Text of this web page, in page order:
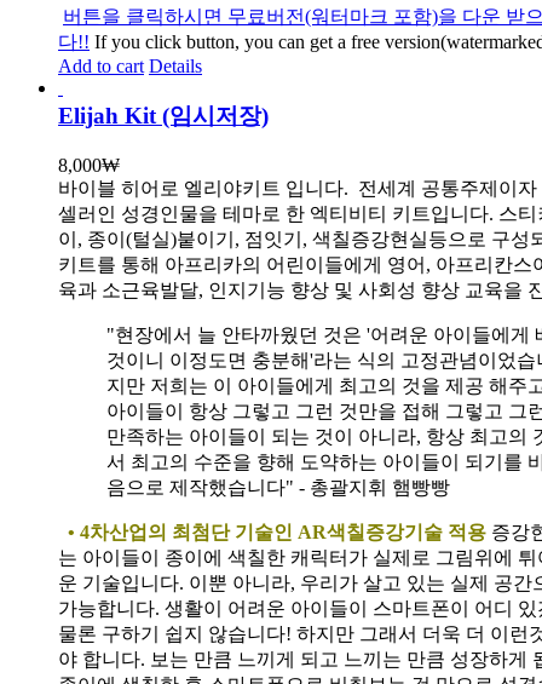
버튼을 클릭하시면 무료버전(워터마크 포함)을 다운 받
다!! If you click button, you can get a free
Add to cart Details
Elijah Kit (임시저장)
8,000₩
바이블 히어로 엘리야키트 입니다. 전세계 공통주제이
셀러인 성경인물을 테마로 한 엑티비티 키트입니다. 스
이, 종이(털실)붙이기, 점잇기, 색칠증강현실등으로 구성
키트를 통해 아프리카의 어린이들에게 영어, 아프리칸스
육과 소근육발달, 인지기능 향상 및 사회성 향상 교육을
"현장에서 늘 안타까웠던 것은 '어려운 아이들에게
것이니 이정도면 충분해'라는 식의 고정관념이었습
지만 저희는 이 아이들에게 최고의 것을 제공 해주
아이들이 항상 그렇고 그런 것만을 접해 그렇고 그
만족하는 아이들이 되는 것이 아니라, 항상 최고의
서 최고의 수준을 향해 도약하는 아이들이 되기를
음으로 제작했습니다" - 총괄지휘 햄빵빵
• 4차산업의 최첨단 기술인 AR색칠증강기술 적용 증강
는 아이들이 종이에 색칠한 캐릭터가 실제로 그림위에
운 기술입니다. 이뿐 아니라, 우리가 살고 있는 실제 공간
가능합니다. 생활이 어려운 아이들이 스마트폰이 어디 있
물론 구하기 쉽지 않습니다! 하지만 그래서 더욱 더 이런
야 합니다. 보는 만큼 느끼게 되고 느끼는 만큼 성장하게